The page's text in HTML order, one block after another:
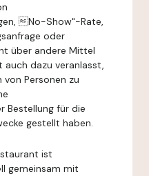
No-Show"-Rate,
oder
über andere Mittel
dazu veranlasst,
Personen zu
Bestellung für die
gestellt haben.
ist
gemeinsam mit